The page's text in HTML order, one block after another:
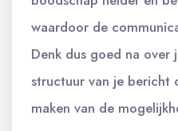
waardoor de
Denk dus goed na over
structuur van je bericht
maken van de